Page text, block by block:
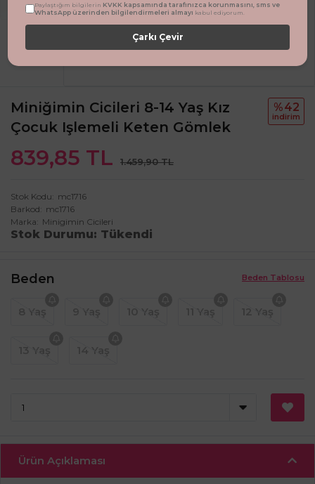
Miniğimin Cicileri 8-14 Yaş Kız
Çocuk Işlemeli Keten Gömlek
839,85 TL 1.459,90 TL
%42
i̇ndi̇ri̇m
Stok Kodu
mc1716
Barkod
mc1716
Marka
Minigimin Cicileri
Stok Durumu Tükendi
Beden Tablosu
Beden
Ürün Açıklaması
Paylaştığım bilgilerin KVKK kapsamında tarafınızca korunmasını, sms ve
WhatsApp üzerinden bilgilendirmeleri almayı kabul ediyorum.
Çarkı Çevir